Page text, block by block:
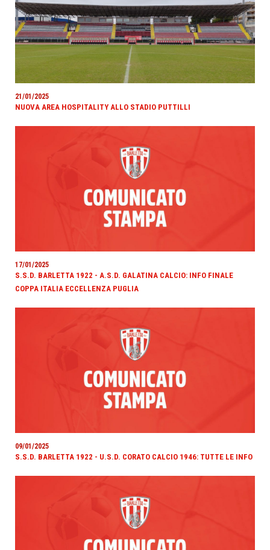
21/01/2025
NUOVA AREA HOSPITALITY ALLO STADIO PUTTILLI
17/01/2025
S.S.D. BARLETTA 1922 - A.S.D. GALATINA CALCIO: INFO FINALE
COPPA ITALIA ECCELLENZA PUGLIA
09/01/2025
S.S.D. BARLETTA 1922 - U.S.D. CORATO CALCIO 1946: TUTTE LE INFO